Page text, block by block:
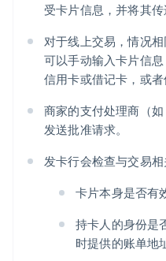
受卡片信息，并将其传
对于线上交易，情况
可以手动输入卡片信
信用卡或借记卡，或者
商家的支付处理商（
发送批准请求。
发卡行会检查与交易相
卡片本身是否有
持卡人的身份是
时提供的账单地